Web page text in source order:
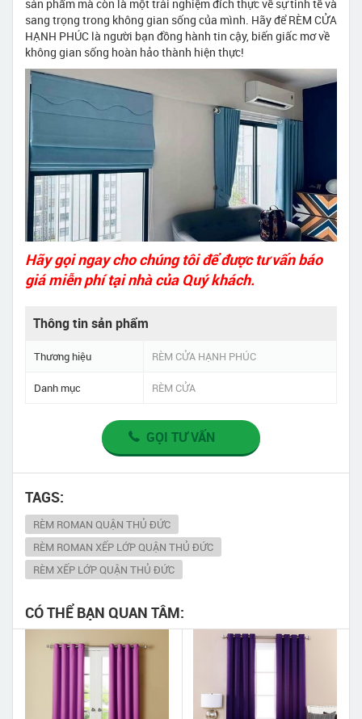
sản phẩm mà còn là một trải nghiệm đích thực về sự tinh tế và
sang trọng trong không gian sống của mình. Hãy để RÈM CỬA
HẠNH PHÚC là người bạn đồng hành tin cậy, biến giấc mơ về
không gian sống hoàn hảo thành hiện thực!
Hãy gọi ngay cho chúng tôi để được tư vấn báo
giá miễn phí tại nhà của Quý khách.
Thông tin sản phẩm
Thương hiệu RÈM CỬA HẠNH PHÚC
Danh mục RÈM CỬA
GỌI TƯ VẤN
TAGS:
RÈM ROMAN QUẬN THỦ ĐỨC
RÈM ROMAN XẾP LỚP QUẬN THỦ ĐỨC
RÈM XẾP LỚP QUẬN THỦ ĐỨC
CÓ THỂ BẠN QUAN TÂM: